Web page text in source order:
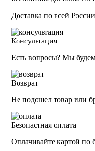
Доставка по всей
Консультация
Есть вопросы? Мы
Возврат
Не подошел товар или
Безопастная оплата
Оплачивайте картой по